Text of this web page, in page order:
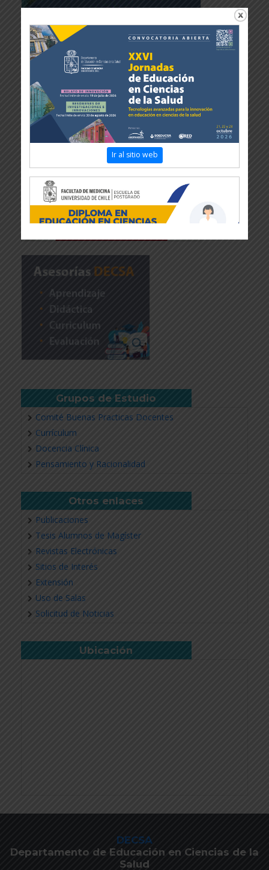
Grupos de Estudio
Comité Buenas Practicas Docentes
Currículum
Docencia Clínica
Pensamiento y Racionalidad
Otros enlaces
Publicaciones
Tesis Alumnos de Magíster
Revistas Electrónicas
Sitios de Interés
Extensión
Uso de Salas
Solicitud de Noticias
Ubicación
DECSA
Departamento de Educación en Ciencias de la
Salud
Ir al sitio web
Revisar más información